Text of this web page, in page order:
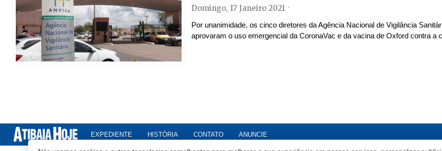
Domingo, 17 Janeiro 2021
Por unanimidade, os cinco diretores da Agência Nacional de Vigilância
aprovaram o uso emergencial da CoronaVac e da vacina de Oxford contra a
EXPEDIENTE HISTÓRIA CONTATO ANUNCIE